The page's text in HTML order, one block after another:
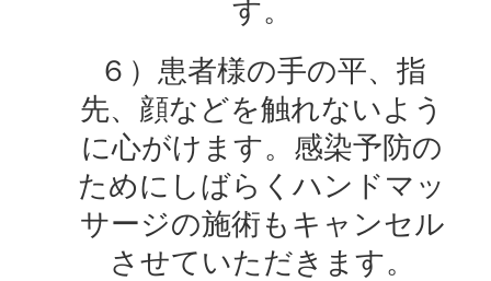
す。
６）患者様の手の平、指
先、顔などを触れないよう
に心がけます。感染予防の
ためにしばらくハンドマッ
サージの施術もキャンセル
させていただきます。